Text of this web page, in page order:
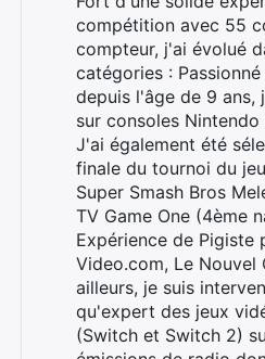
compétition avec 55
compteur, j'ai évolué
catégories :
depuis l'âge de 9 ans,
sur consoles Nintendo
J'ai également été
finale du tournoi du
Super Smash Bros
TV Game One (4ème
Expérience de Pigiste
Video.com, Le Nouvel
ailleurs, je suis
qu'expert des jeux
(Switch et Switch 2)
Rechercher
: